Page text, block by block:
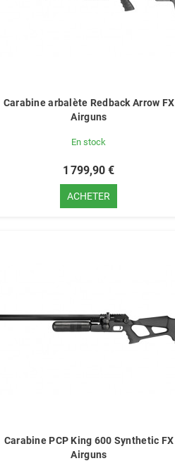
Carabine arbalète Redback Arrow FX
Airguns
En stock
1 799,90 €
ACHETER
Carabine PCP King 600 Synthetic FX
Airguns